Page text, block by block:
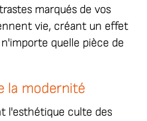
marqués de vos
vie, créant un effet
quelle pièce de
la modernité
l'esthétique culte des